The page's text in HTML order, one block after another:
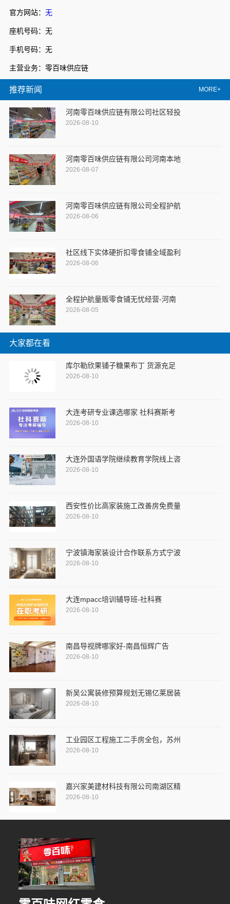
官方网站： 无
座机号码：无
手机号码：无
主营业务：零百味供应链
推荐新闻 MORE+
河南零百味供应链有限公司社区轻投
2026-08-10
河南零百味供应链有限公司河南本地
2026-08-07
河南零百味供应链有限公司全程护航
2026-08-06
社区线下实体硬折扣零食铺全域盈利
2026-08-06
全程护航量贩零食铺无忧经营-河南
2026-08-05
大家都在看
库尔勒欣果铺子糖果布丁 货源充足
2026-08-10
大连考研专业课选哪家 社科赛斯考
2026-08-10
大连外国语学院继续教育学院线上咨
2026-08-10
西安性价比高家装施工改善房免费量
2026-08-10
宁波镇海家装设计合作联系方式宁波
2026-08-10
大连mpacc培训辅导班-社科赛
2026-08-10
南昌导视牌哪家好-南昌恒辉广告
2026-08-10
新吴公寓装修预算规划无锡亿莱居装
2026-08-10
工业园区工程施工二手房全包，苏州
2026-08-10
嘉兴家美建材科技有限公司南湖区精
2026-08-10